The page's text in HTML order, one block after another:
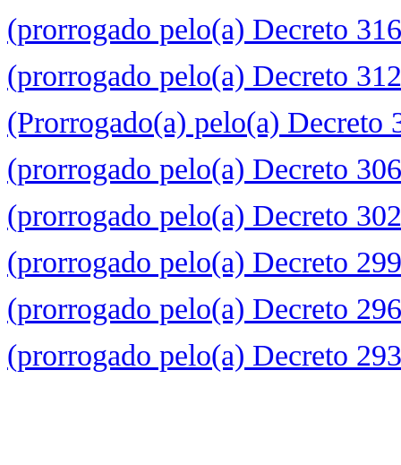
(prorrogado pelo(a) Decreto
(prorrogado pelo(a) Decreto
(Prorrogado(a) pelo(a) Decreto
(prorrogado pelo(a) Decreto
(prorrogado pelo(a) Decreto
(prorrogado pelo(a) Decreto
(prorrogado pelo(a) Decreto
(prorrogado pelo(a) Decreto